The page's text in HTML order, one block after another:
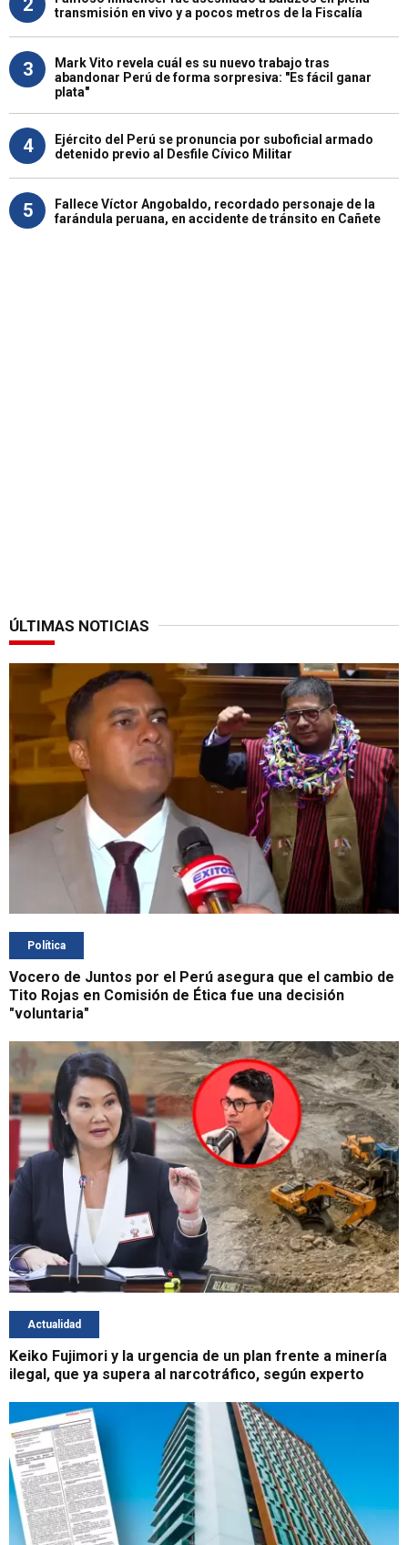
transmisión en vivo y a pocos metros de la Fiscalía
3
Mark Vito revela cuál es su nuevo trabajo tras
abandonar Perú de forma sorpresiva: "Es fácil ganar
plata"
4
Ejército del Perú se pronuncia por suboficial armado
detenido previo al Desfile Cívico Militar
5
Fallece Víctor Angobaldo, recordado personaje de la
farándula peruana, en accidente de tránsito en Cañete
ÚLTIMAS NOTICIAS
Política
Vocero de Juntos por el Perú asegura que el cambio de
Tito Rojas en Comisión de Ética fue una decisión
"voluntaria"
Actualidad
Keiko Fujimori y la urgencia de un plan frente a minería
ilegal, que ya supera al narcotráfico, según experto